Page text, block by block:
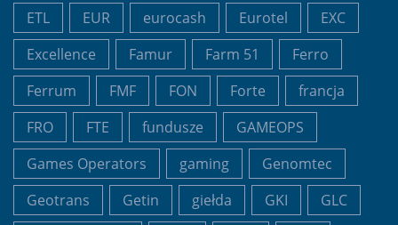
ETL EUR eurocash Eurotel
EXC
Excellence
Famur Farm 51
Ferro
Ferrum
FMF FON Forte
francja
FRO
FTE fundusze
GAMEOPS
Games Operators
gaming
Genomtec
Geotrans
Getin giełda GKI
GLC